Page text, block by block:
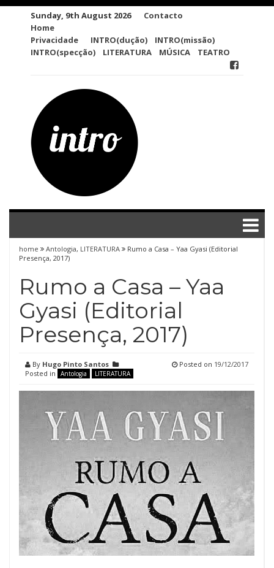
Sunday, 9th August 2026
Contacto
Home
Privacidade
INTRO(dução)
INTRO(missão)
INTRO(specção)
LITERATURA MÚSICA TEATRO
home Antologia, LITERATURA
Rumo a Casa – Yaa Gyasi (Editorial
Presença, 2017)
Rumo a Casa – Yaa
Gyasi (Editorial
Presença, 2017)
By Hugo Pinto Santos
Posted in
Antologia LITERATURA
Posted on 19/12/2017